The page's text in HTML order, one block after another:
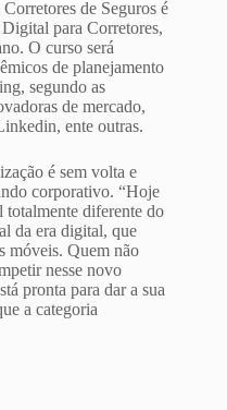
de Seguros é
para Corretores,
O curso será
de planejamento
segundo as
de mercado,
ente outras.
é sem volta e
corporativo. “Hoje
diferente do
da era digital, que
móveis. Quem não
nesse novo
pronta para dar a sua
a categoria